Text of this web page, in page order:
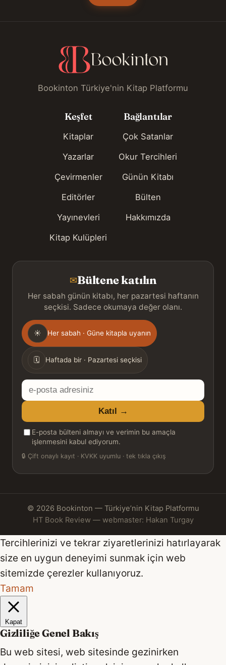
Bookinton Türkiye'nin Kitap Platformu
Keşfet
Kitaplar
Yazarlar
Çevirmenler
Editörler
Yayınevleri
Kitap Kulüpleri
Bağlantılar
Çok Satanlar
Okur Tercihleri
Günün Kitabı
Bülten
Hakkımızda
✉Bültene katılın
Her sabah günün kitabı, her pazartesi haftanın
seçkisi. Sadece okumaya değer olanı.
Gönderim
sıklığı
☀ Her sabah · Güne kitapla uyanın
🗓 Haftada bir · Pazartesi seçkisi
E-
posta
adresiniz
Katıl →
E-posta bülteni almayı ve verimin bu amaçla
işlenmesini kabul ediyorum.
🔒 Çift onaylı kayıt · KVKK uyumlu · tek tıkla çıkış
© 2026 Bookinton — Türkiye’nin Kitap Platformu
HT Book Review — webmaster: Hakan Turgay
Tercihlerinizi ve tekrar ziyaretlerinizi hatırlayarak
size en uygun deneyimi sunmak için web
sitemizde çerezler kullanıyoruz.
Tamam
Kapat
Gizliliğe Genel Bakış
Bu web sitesi, web sitesinde gezinirken